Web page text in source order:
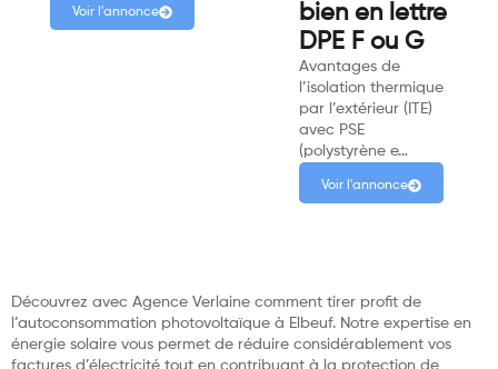
Voir l'annonce
bien en lettre
DPE F ou G
Avantages de
l’isolation thermique
par l’extérieur (ITE)
avec PSE
(polystyrène e…
Voir l'annonce
Découvrez avec Agence Verlaine comment tirer profit de
l’autoconsommation photovoltaïque à Elbeuf. Notre expertise en
énergie solaire vous permet de réduire considérablement vos
factures d’électricité tout en contribuant à la protection de